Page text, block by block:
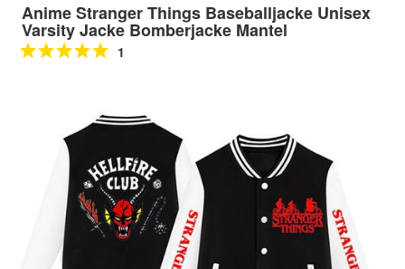
Anime Stranger Things Baseballjacke Unisex
Varsity Jacke Bomberjacke Mantel
1